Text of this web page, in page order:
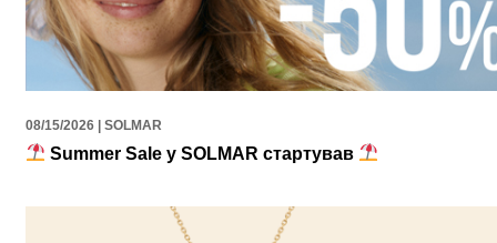
08/15/2026 | SOLMAR
Summer Sale у SOLMAR стартував